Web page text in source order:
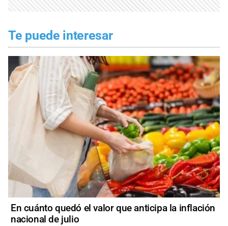
Te puede interesar
En cuánto quedó el valor que anticipa la inflación
nacional de julio